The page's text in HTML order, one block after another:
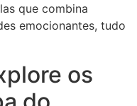
que combina
emocionantes, tudo
os